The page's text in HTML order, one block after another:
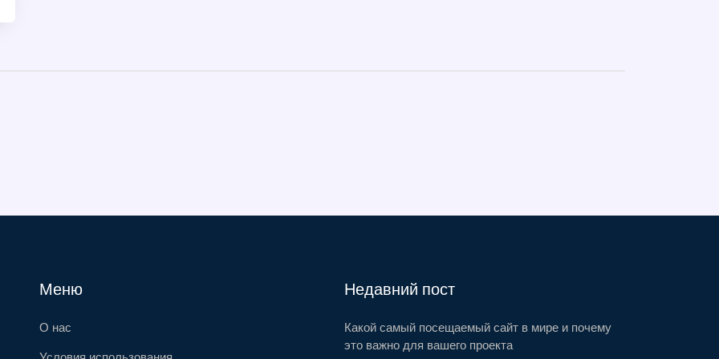
Меню
О нас
Недавний пост
Какой самый посещаемый сайт в мире и почему
это важно для вашего проекта